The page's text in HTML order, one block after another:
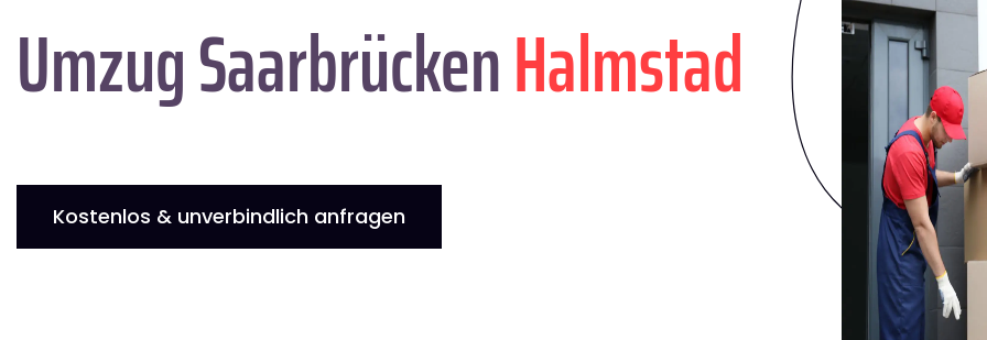
Umzug SaarbrückenHalmstad
Kostenlos & unverbindlich anfragen